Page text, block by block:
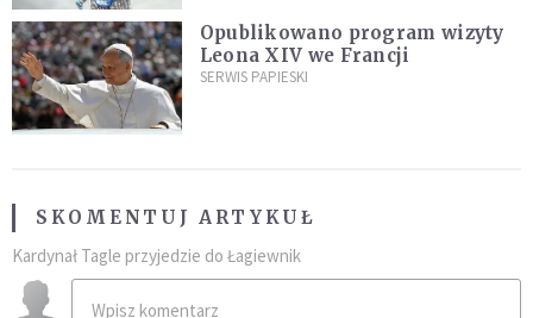
Opublikowano program wizyty
Leona XIV we Francji
SERWIS PAPIESKI
SKOMENTUJ ARTYKUŁ
Kardynał Tagle przyjedzie do Łagiewnik